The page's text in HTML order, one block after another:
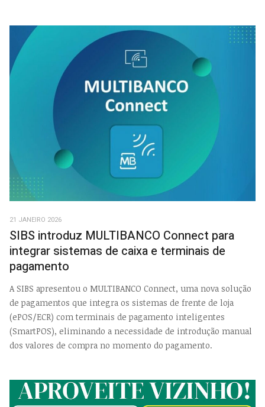
21 JANEIRO 2026
SIBS introduz MULTIBANCO Connect para
integrar sistemas de caixa e terminais de
pagamento
A SIBS apresentou o MULTIBANCO Connect, uma nova solução
de pagamentos que integra os sistemas de frente de loja
(ePOS/ECR) com terminais de pagamento inteligentes
(SmartPOS), eliminando a necessidade de introdução manual
dos valores de compra no momento do pagamento.